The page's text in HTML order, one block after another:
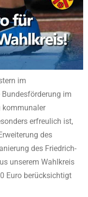
im
im
kommunaler
erfreulich ist,
des
des Friedrich-
unserem Wahlkreis
Euro berücksichtigt